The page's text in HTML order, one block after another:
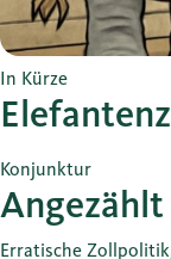
In Kürze
Konjunktur
Erratische